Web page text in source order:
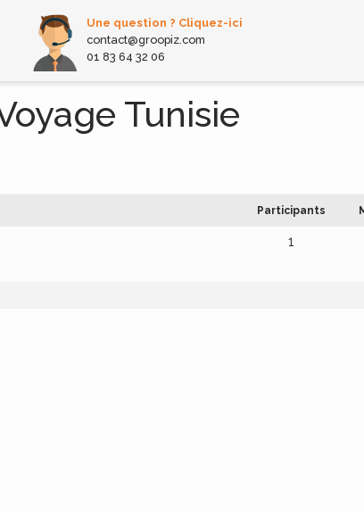
Une question ? Cliquez-ici
contact@groopiz.com
01 83 64 32 06
Tunisie
Participants
1